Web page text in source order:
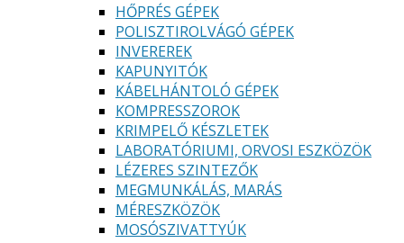
HŐPRÉS GÉPEK
POLISZTIROLVÁGÓ GÉPEK
INVEREREK
KAPUNYITÓK
KÁBELHÁNTOLÓ GÉPEK
KOMPRESSZOROK
KRIMPELŐ KÉSZLETEK
LABORATÓRIUMI, ORVOSI ESZKÖZÖK
LÉZERES SZINTEZŐK
MEGMUNKÁLÁS, MARÁS
MÉRESZKÖZÖK
MOSÓSZIVATTYÚK